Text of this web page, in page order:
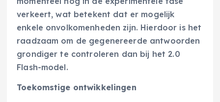
verkeert, wat betekent dat er mogelijk
enkele onvolkomenheden zijn. Hierdoor is het
raadzaam om de gegenereerde antwoorden
grondiger te controleren dan bij het 2.0
Flash-model.
Toekomstige ontwikkelingen